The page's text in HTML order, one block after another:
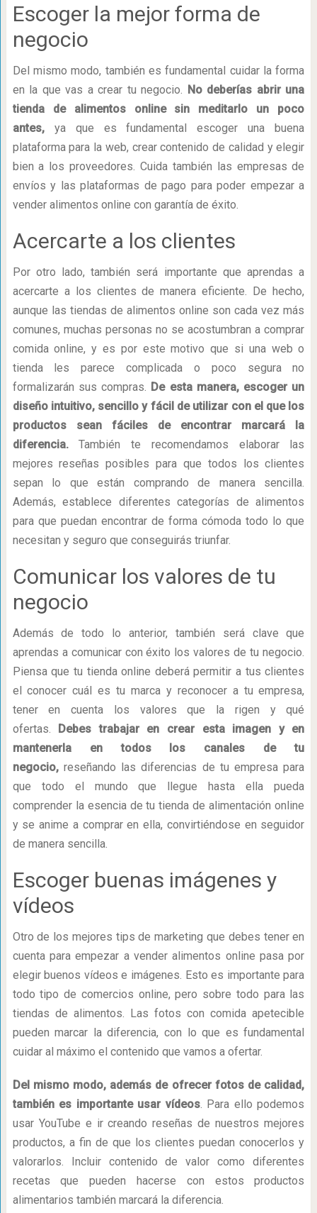
Escoger la mejor forma de
negocio
Del mismo modo, también es fundamental cuidar la forma
en la que vas a crear tu negocio. No deberías abrir una
tienda de alimentos online sin meditarlo un poco
antes,ya que es fundamental escoger una buena
plataforma para la web, crear contenido de calidad y elegir
bien a los proveedores. Cuida también las empresas de
envíos y las plataformas de pago para poder empezar a
vender alimentos online con garantía de éxito.
Acercarte a los clientes
Por otro lado, también será importante que aprendas a
acercarte a los clientes de manera eficiente. De hecho,
aunque las tiendas de alimentos online son cada vez más
comunes, muchas personas no se acostumbran a comprar
comida online, y es por este motivo que si una web o
tienda les parece complicada o poco segura no
formalizarán sus compras. De esta manera, escoger un
diseño intuitivo, sencillo y fácil de utilizar con el que los
productos sean fáciles de encontrar marcará la
diferencia.También te recomendamos elaborar las
mejores reseñas posibles para que todos los clientes
sepan lo que están comprando de manera sencilla.
Además, establece diferentes categorías de alimentos
para que puedan encontrar de forma cómoda todo lo que
necesitan y seguro que conseguirás triunfar.
Comunicar los valores de tu
negocio
Además de todo lo anterior, también será clave que
aprendas a comunicar con éxito los valores de tu negocio.
Piensa que tu tienda online deberá permitir a tus clientes
el conocer cuál es tu marca y reconocer a tu empresa,
tener en cuenta los valores que la rigen y qué
ofertas. Debes trabajar en crear esta imagen y en
mantenerla en todos los canales de tu
negocio,reseñando las diferencias de tu empresa para
que todo el mundo que llegue hasta ella pueda
comprender la esencia de tu tienda de alimentación online
y se anime a comprar en ella, convirtiéndose en seguidor
de manera sencilla.
Escoger buenas imágenes y
vídeos
Otro de los mejores tips de marketing que debes tener en
cuenta para empezar a vender alimentos online pasa por
elegir buenos vídeos e imágenes. Esto es importante para
todo tipo de comercios online, pero sobre todo para las
tiendas de alimentos. Las fotos con comida apetecible
pueden marcar la diferencia, con lo que es fundamental
cuidar al máximo el contenido que vamos a ofertar.
Del mismo modo, además de ofrecer fotos de calidad,
también es importante usar vídeos. Para ello podemos
usar YouTube e ir creando reseñas de nuestros mejores
productos, a fin de que los clientes puedan conocerlos y
valorarlos. Incluir contenido de valor como diferentes
recetas que pueden hacerse con estos productos
alimentarios también marcará la diferencia.